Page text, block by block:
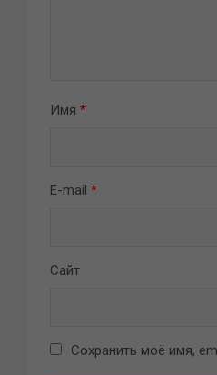
Имя *
E-mail *
Сайт
Сохранить моё имя,